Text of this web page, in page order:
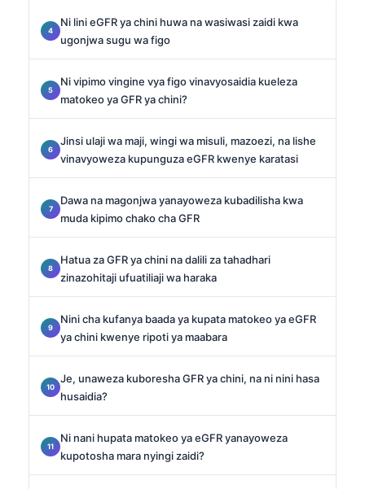
Ni lini eGFR ya chini huwa na wasiwasi zaidi kwa
ugonjwa sugu wa figo
Ni vipimo vingine vya figo vinavyosaidia kueleza
matokeo ya GFR ya chini?
Jinsi ulaji wa maji, wingi wa misuli, mazoezi, na lishe
vinavyoweza kupunguza eGFR kwenye karatasi
Dawa na magonjwa yanayoweza kubadilisha kwa
muda kipimo chako cha GFR
Hatua za GFR ya chini na dalili za tahadhari
zinazohitaji ufuatiliaji wa haraka
Nini cha kufanya baada ya kupata matokeo ya eGFR
ya chini kwenye ripoti ya maabara
Je, unaweza kuboresha GFR ya chini, na ni nini hasa
husaidia?
Ni nani hupata matokeo ya eGFR yanayoweza
kupotosha mara nyingi zaidi?